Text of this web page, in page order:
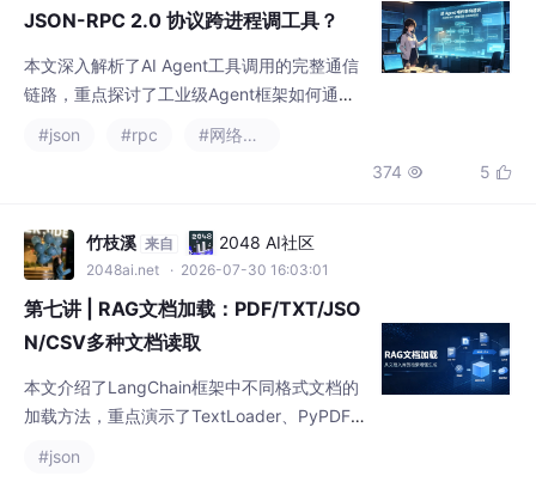
JSON-RPC 2.0 协议跨进程调工具？
本文深入解析了AI Agent工具调用的完整通信
链路，重点探讨了工业级Agent框架如何通过J
的精准对接。文章从协议层与传输层的正交设
制，并着重分析了使用CompletableFuture实
现请求级超时管理的核心技术方案。通过Conc
urren
#json #rpc
#网络协议
374  5 
竹枝溪 来自 2048 AI社区
2048ai.net · 2026-07-30 16:03:01
第七讲 | RAG文档加载：PDF/TXT/JSO
N/CSV多种文档读取
本文介绍了LangChain框架中不同格式文档的
加载方法，重点演示了TextLoader、PyPDFL
的使用。内容涵盖：1. 文档加载器的统一接口
#json